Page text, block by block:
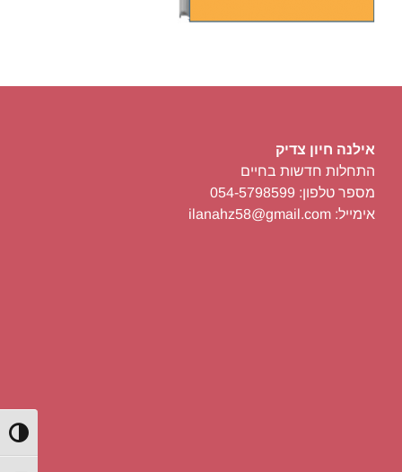
אילנה חיון צדיק
התחלות חדשות בחיים
מספר טלפון: 054-5798599
אימייל: ilanahz58@gmail.com